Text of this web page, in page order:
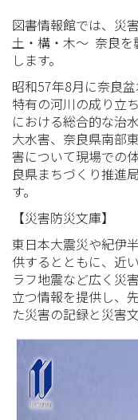
図書情報館では、災
土・構・木～ 奈良を
します。
昭和57年8月に奈良
特有の河川の成り立
における総合的な治
大水害、奈良県南部
害について現場での
良県まちづくり推進
す。
【災害防災文庫】
東日本大震災や紀伊
供するとともに、近
ラフ地震など広く災
立つ情報を提供し、
た災害の記録と災害